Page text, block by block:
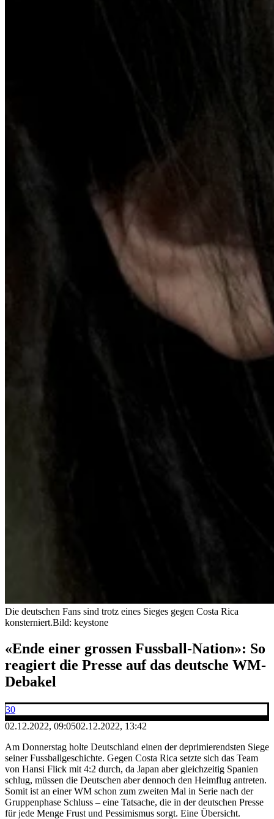
Die deutschen Fans sind trotz eines Sieges gegen Costa Rica
konsterniert.Bild: keystone
«Ende einer grossen Fussball-Nation»: So
reagiert die Presse auf das deutsche WM-
Debakel
30
02.12.2022, 09:0502.12.2022, 13:42
Am Donnerstag holte Deutschland einen der deprimierendsten Siege
seiner Fussballgeschichte. Gegen Costa Rica setzte sich das Team
von Hansi Flick mit 4:2 durch, da Japan aber gleichzeitig Spanien
schlug, müssen die Deutschen aber dennoch den Heimflug antreten.
Somit ist an einer WM schon zum zweiten Mal in Serie nach der
Gruppenphase Schluss – eine Tatsache, die in der deutschen Presse
für jede Menge Frust und Pessimismus sorgt. Eine Übersicht.